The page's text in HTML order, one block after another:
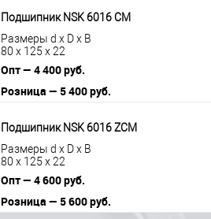
Подшипник NSK 6016 CM
Размеры d x D x B
80 x 125 x 22
Опт — 4 400 руб.
Розница — 5 400 руб.
Подшипник NSK 6016 ZCM
Размеры d x D x B
80 x 125 x 22
Опт — 4 600 руб.
Розница — 5 600 руб.